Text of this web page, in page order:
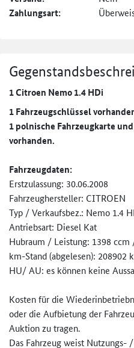
Zahlungsart:
1 Citroen Nemo 1.4 HDi
1 Fahrzeugschlüssel
1 polnische Fahrzeugkarte
vorhanden.
Fahrzeugdaten:
Erstzulassung: 30.06.2008
Fahrzeughersteller: CITROEN
Typ / Verkaufsbez.: Nemo 1.4
Antriebsart: Diesel Kat
Hubraum / Leistung: 1398
km-Stand (abgelesen): 208902
HU/ AU: es können keine
Kosten für die
oder die Aufbietung der
Auktion zu tragen.
Das Fahrzeug weist Nutzungs-